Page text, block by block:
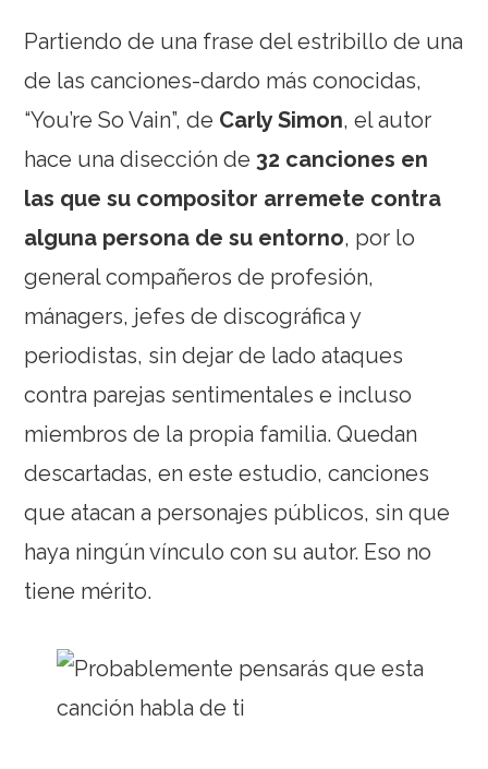
Partiendo de una frase del estribillo de una
de las canciones-dardo más conocidas,
“You’re So Vain”, de Carly Simon, el autor
hace una disección de 32 canciones en
las que su compositor arremete contra
alguna persona de su entorno, por lo
general compañeros de profesión,
mánagers, jefes de discográfica y
periodistas, sin dejar de lado ataques
contra parejas sentimentales e incluso
miembros de la propia familia. Quedan
descartadas, en este estudio, canciones
que atacan a personajes públicos, sin que
haya ningún vínculo con su autor. Eso no
tiene mérito.